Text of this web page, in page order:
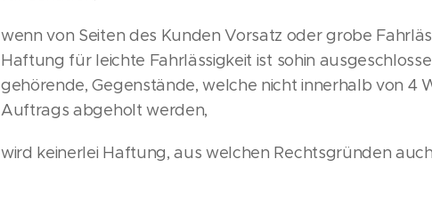
wenn von Seiten des Kunden Vorsatz oder grobe
Haftung für leichte Fahrlässigkeit ist sohin
gehörende, Gegenstände, welche nicht innerhalb von 4
Auftrags abgeholt werden,
wird keinerlei Haftung, aus welchen Rechtsgründen